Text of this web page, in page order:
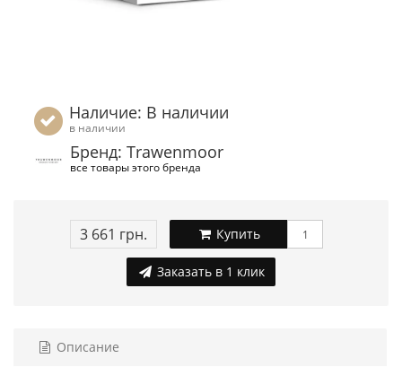
Наличие: В наличии
в наличии
Бренд: Trawenmoor
все товары этого бренда
3 661 грн. Купить
Заказать в 1 клик
Описание